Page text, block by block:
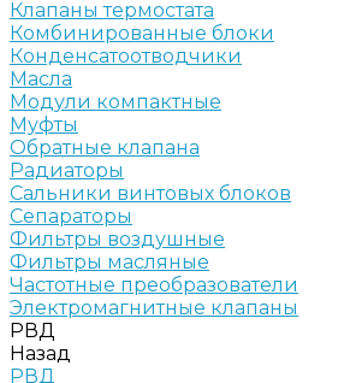
Клапаны термостата
Комбинированные блоки
Конденсатоотводчики
Масла
Модули компактные
Муфты
Обратные клапана
Радиаторы
Сальники винтовых блоков
Сепараторы
Фильтры воздушные
Фильтры масляные
Частотные преобразователи
Электромагнитные клапаны
РВД
Назад
РВД